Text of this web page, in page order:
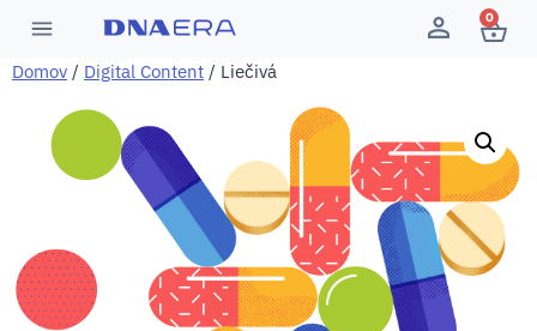
0
Domov / Digital Content / Liečivá